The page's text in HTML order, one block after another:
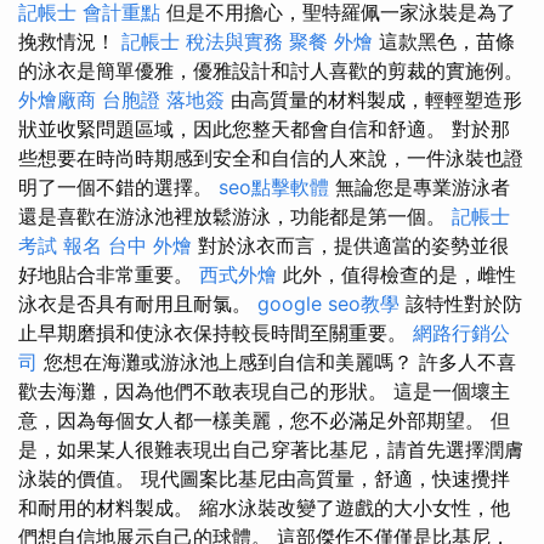
記帳士 會計重點 但是不用擔心，聖特羅佩一家泳裝是為了
挽救情況！ 記帳士 稅法與實務 聚餐 外燴 這款黑色，苗條
的泳衣是簡單優雅，優雅設計和討人喜歡的剪裁的實施例。
外燴廠商 台胞證 落地簽 由高質量的材料製成，輕輕塑造形
狀並收緊問題區域，因此您整天都會自信和舒適。 對於那
些想要在時尚時期感到安全和自信的人來說，一件泳裝也證
明了一個不錯的選擇。 seo點擊軟體 無論您是專業游泳者
還是喜歡在游泳池裡放鬆游泳，功能都是第一個。 記帳士
考試 報名 台中 外燴 對於泳衣而言，提供適當的姿勢並很
好地貼合非常重要。 西式外燴 此外，值得檢查的是，雌性
泳衣是否具有耐用且耐氯。 google seo教學 該特性對於防
止早期磨損和使泳衣保持較長時間至關重要。 網路行銷公
司 您想在海灘或游泳池上感到自信和美麗嗎？ 許多人不喜
歡去海灘，因為他們不敢表現自己的形狀。 這是一個壞主
意，因為每個女人都一樣美麗，您不必滿足外部期望。 但
是，如果某人很難表現出自己穿著比基尼，請首先選擇潤膚
泳裝的價值。 現代圖案比基尼由高質量，舒適，快速攪拌
和耐用的材料製成。 縮水泳裝改變了遊戲的大小女性，他
們想自信地展示自己的球體。 這部傑作不僅僅是比基尼，